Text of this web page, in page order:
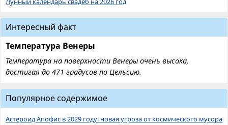
Интересный факт
Температура Венеры
Температура на поверхности Венеры очень высока,
достигая до 471 градусов по Цельсию.
Популярное содержимое
Астероид Апофис в 2029 году: новая угроза от космического мусора